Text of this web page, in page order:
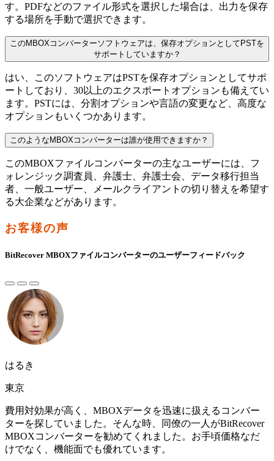
す。PDFなどのファイル形式を選択した場合は、出力を保存
する場所を手動で選択できます。
このMBOXコンバーターソフトウェアは、保存オプションとしてPSTを
サポートしていますか？
はい、このソフトウェアはPSTを保存オプションとしてサポ
ートしており、30以上のエクスポートオプションも備えてい
ます。PSTには、分割オプションや言語の変更など、高度な
オプションもいくつかあります。
このようなMBOXコンバーターは誰が使用できますか？
このMBOXファイルコンバーターの主なユーザーには、フ
ォレンジック調査員、弁護士、弁護士会、データ移行担当
者、一般ユーザー、メールクライアントの切り替えを希望す
る大企業などがあります。
お客様の声
BitRecover MBOXファイルコンバーターのユーザーフィードバック
はるき
東京
費用対効果が高く、MBOXデータを迅速に扱えるコンバー
ターを探していました。そんな時、同僚の一人がBitRecover
MBOXコンバーターを勧めてくれました。お手頃価格なだ
けでなく、機能面でも優れています。